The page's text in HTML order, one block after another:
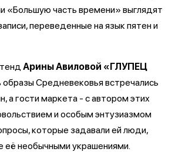
«Большую часть времени» выглядят
переведенные на язык пятен и
Арины Авиловой «ГЛУПЕЦ
образы Средневековья встречались
а гости маркета - с автором этих
и особым энтузиазмом
которые задавали ей люди,
её необычными украшениями.